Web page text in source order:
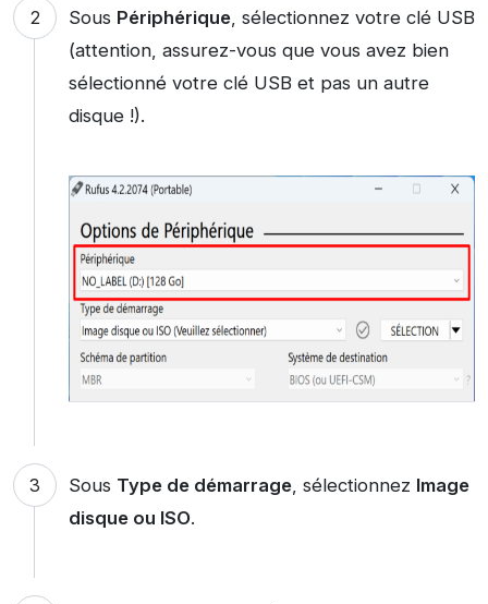
Sous Périphérique, sélectionnez votre clé USB
(attention, assurez-vous que vous avez bien
sélectionné votre clé USB et pas un autre
disque !).
Sous Type de démarrage, sélectionnez Image
disque ou ISO.